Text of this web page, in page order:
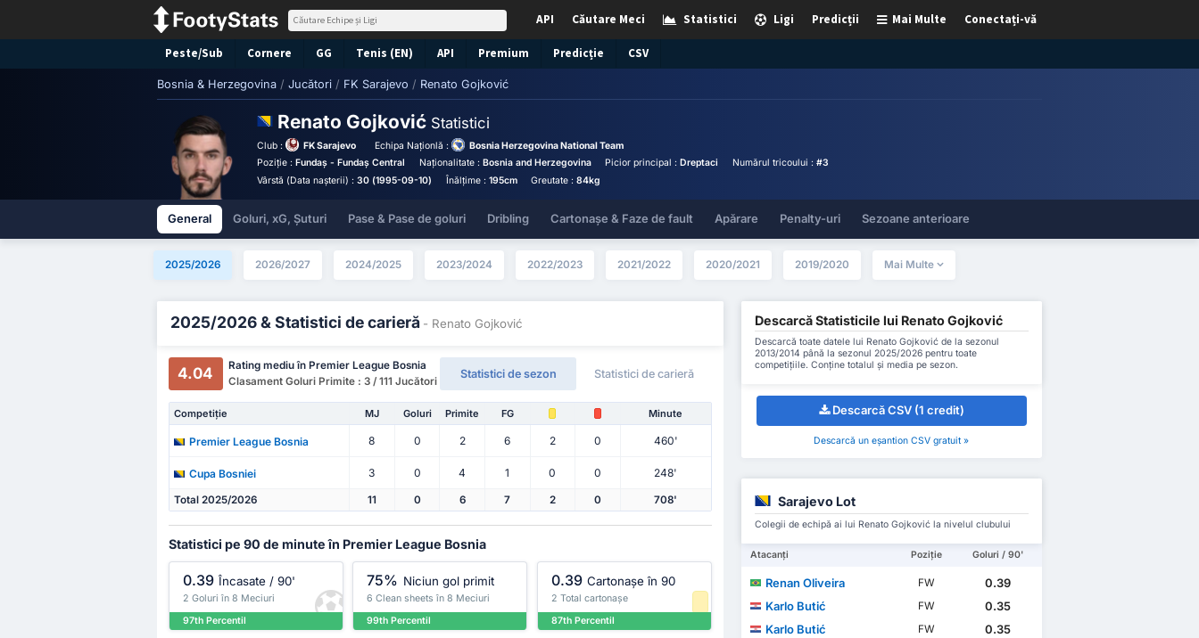
Conectați-vă
Mai Multe
Predicții
Ligi
Statistici
Căutare Meci
API
Peste/Sub Cornere GG Tenis (EN) API Premium Predicție CSV
Bosnia & Herzegovina / Jucători / FK Sarajevo / Renato Gojković
Renato Gojković Statistici
Club : FK Sarajevo Echipa Naționlă :
Bosnia Herzegovina National Team
Poziție :Fundaș - Fundaș Central Naționalitate : Bosnia and Herzegovina Picior principal :Dreptaci Numărul tricoului : #3
Vârstă (Data nașterii) :30 (1995-09-10) Înălțime : 195cm Greutate :84kg
General Goluri, xG, Șuturi Pase & Pase de goluri Dribling Cartonașe & Faze de fault Apărare Penalty-uri Sezoane anterioare
2025/2026 2026/2027 2024/2025 2023/2024 2022/2023 2021/2022 2020/2021 2019/2020 Mai Multe
2025/2026 & Statistici de carieră - Renato Gojković
4.04
Rating mediu în Premier League Bosnia
Clasament Goluri Primite : 3 / 111 Jucători
Statistici de sezon Statistici de carieră
Competiție MJ Goluri Primite FG Minute
Premier League Bosnia 8 0 2 6 2 0 460'
Cupa Bosniei 3 0 4 1 0 0 248'
Total 2025/2026 11 0 6 7 2 0 708'
Statistici pe 90 de minute în Premier League Bosnia
0.39 Încasate / 90'
2 Goluri în 8 Meciuri
97th Percentil
75% Niciun gol primit
6 Clean sheets în 8 Meciuri
99th Percentil
0.39 Cartonașe în 90
2 Total cartonașe
87th Percentil
Descarcă Statisticile lui Renato Gojković
Descarcă toate datele lui Renato Gojković de la sezonul
2013/2014 până la sezonul 2025/2026 pentru toate
competițiile. Conține totalul și media pe sezon.
Descarcă CSV (1 credit)
Descarcă un eșantion CSV gratuit »
Sarajevo Lot
Colegii de echipă ai lui Renato Gojković la nivelul clubului
Atacanți Poziție Goluri / 90'
Renan Oliveira FW
0.39
Karlo Butić
FW
0.35
Karlo Butić
FW
0.35